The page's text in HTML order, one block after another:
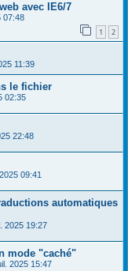
avec IE6/7
07:48
1 2
11:39
le fichier
02:35
22:48
09:41
automatiques
2025 19:27
mode "caché"
2025 15:47